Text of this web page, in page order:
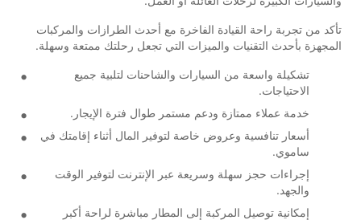
تأكد من تجربة راحة القيادة الفاخرة مع أحدث الطرازات والمركبات
المجهزة بأحدث التقنيات والميزات التي تجعل رحلتك ممتعة وسهلة.
تشكيلة واسعة من السيارات والشاحنات لتلبية جميع
الاحتياجات.
خدمة عملاء ممتازة ودعم مستمر طوال فترة الإيجار.
أسعار تنافسية وعروض خاصة لتوفير المال أثناء إقامتك في
ساموي.
إجراءات حجز سهلة وسريعة عبر الإنترنت لتوفير الوقت
والجهد.
إمكانية توصيل المركبة إلى المطار مباشرة لراحة أكبر